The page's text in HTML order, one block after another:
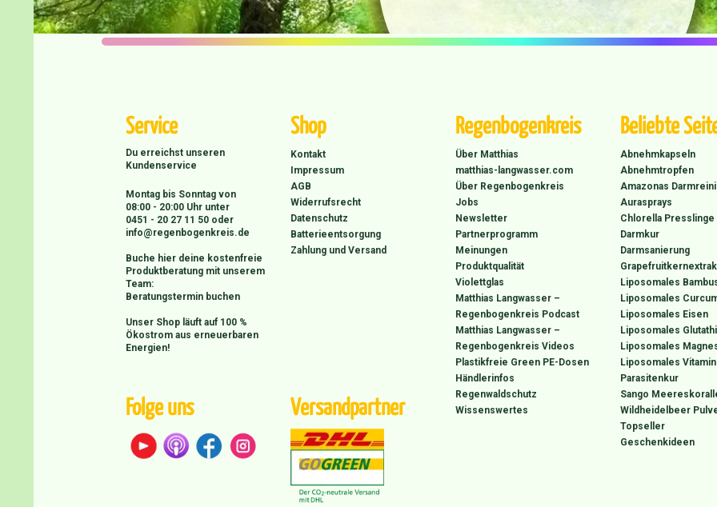
Service
Du erreichst unseren
Kundenservice
Montag bis Sonntag von
08:00 - 20:00 Uhr unter
0451 - 20 27 11 50 oder
info@regenbogenkreis.de
Buche hier deine kostenfreie
Produktberatung mit unserem
Team:
Beratungstermin buchen
Unser Shop läuft auf 100 %
Ökostrom aus erneuerbaren
Energien!
Shop
Kontakt
Impressum
AGB
Widerrufsrecht
Datenschutz
Batterieentsorgung
Zahlung und Versand
Regenbogenkreis
Über Matthias
matthias-langwasser.com
Über Regenbogenkreis
Jobs
Newsletter
Partnerprogramm
Meinungen
Produktqualität
Violettglas
Matthias Langwasser –
Regenbogenkreis Podcast
Matthias Langwasser –
Regenbogenkreis Videos
Plastikfreie Green PE-Dosen
Händlerinfos
Regenwaldschutz
Wissenswertes
Beliebte
Abnehmkapseln
Abnehmtropfen
Amazonas
Aurasprays
Chlorella Presslinge
Darmkur
Darmsanierung
Liposomales
Liposomales
Liposomales Eisen
Liposomales
Liposomales
Liposomales
Parasitenkur
Sango
Wildheidelbeer
Topseller
Geschenkideen
Folge uns Versandpartner